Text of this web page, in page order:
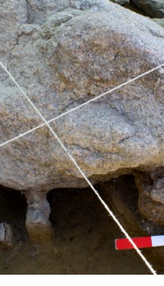
Sallertaine.
(Vendée)